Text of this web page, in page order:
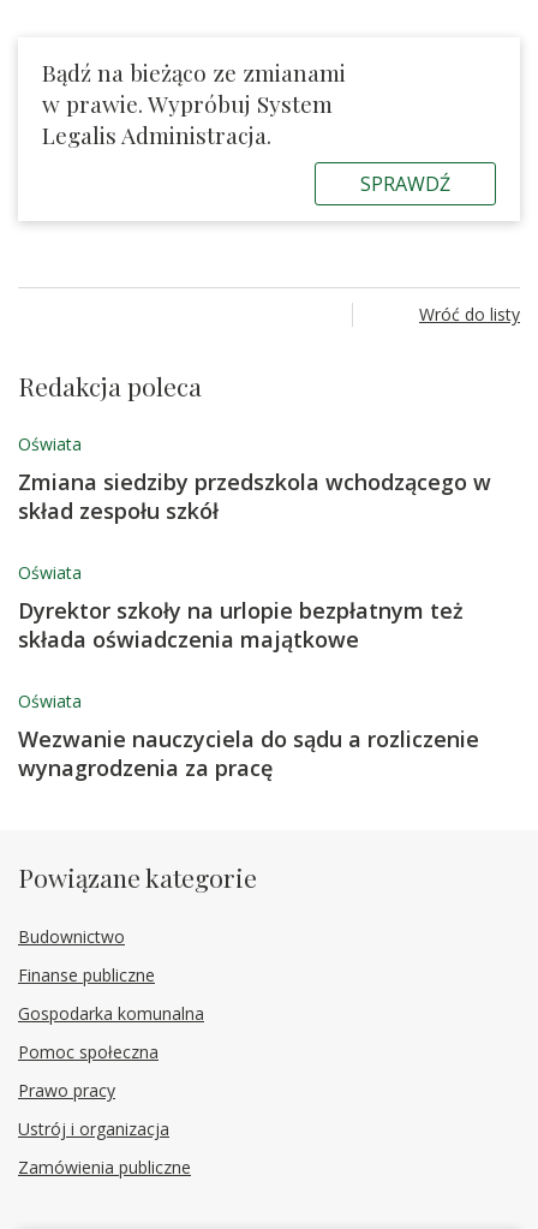
Bądź na bieżąco ze zmianami
w prawie. Wypróbuj System
Legalis Administracja.
SPRAWDŹ
Wróć do listy
Redakcja poleca
Oświata
Zmiana siedziby przedszkola wchodzącego w
skład zespołu szkół
Oświata
Dyrektor szkoły na urlopie bezpłatnym też
składa oświadczenia majątkowe
Oświata
Wezwanie nauczyciela do sądu a rozliczenie
wynagrodzenia za pracę
Powiązane kategorie
Budownictwo
Finanse publiczne
Gospodarka komunalna
Pomoc społeczna
Prawo pracy
Ustrój i organizacja
Zamówienia publiczne